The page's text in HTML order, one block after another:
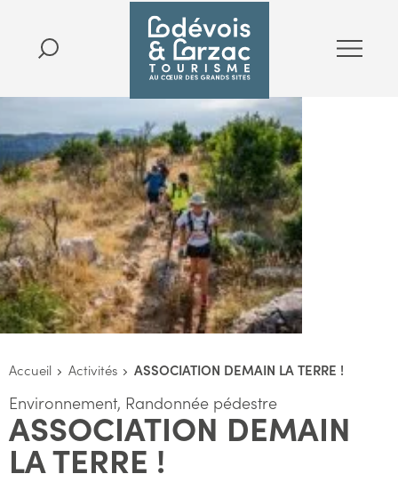
Accueil Activités ASSOCIATION DEMAIN LA TERRE !
Environnement, Randonnée pédestre
ASSOCIATION DEMAIN
LA TERRE !